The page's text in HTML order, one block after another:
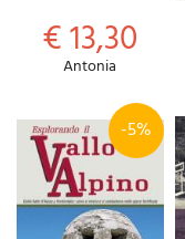
€ 13,30
Antonia
-5%